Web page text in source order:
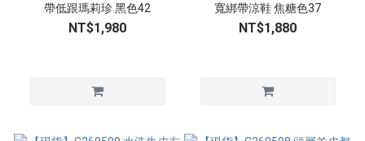
帶低跟瑪莉珍 黑色42
NT$1,980
寬綁帶涼鞋 焦糖色37
NT$1,880